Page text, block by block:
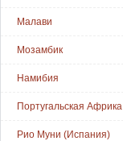
Малави
Мозамбик
Намибия
Португальская Африка
Рио Муни (Испания)